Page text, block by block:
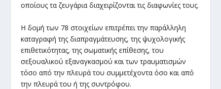
οποίους τα ζευγάρια διαχειρίζονται τις διαφωνίες τους.
Η δομή των 78 στοιχείων επιτρέπει την παράλληλη
καταγραφή της διαπραγμάτευσης, της ψυχολογικής
επιθετικότητας, της σωματικής επίθεσης, του
σεξουαλικού εξαναγκασμού και των τραυματισμών
τόσο από την πλευρά του συμμετέχοντα όσο και από
την πλευρά του ή της συντρόφου.